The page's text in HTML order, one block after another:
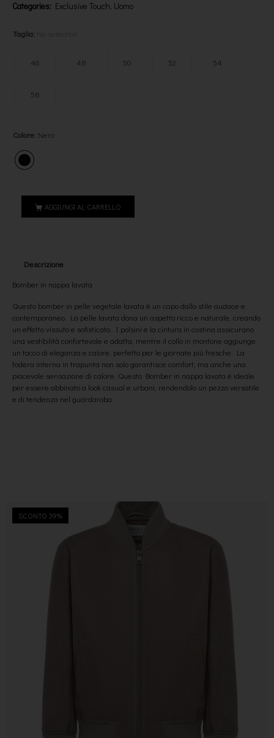
Categories: Exclusive Touch, Uomo
Taglia:
46 48 50 52 54
58
Colore: Nero
AGGIUNGI AL CARRELLO
Descrizione
Bomber in nappa lavata
Questo bomber in pelle vegetale lavata è un capo dallo stile audace e
contemporaneo. La pelle lavata dona un aspetto ricco e naturale, creando
un effetto vissuto e sofisticato. I polsini e la cintura in costina assicurano
una vestibilità confortevole e adatta, mentre il collo in montone aggiunge
un tocco di eleganza e calore, perfetto per le giornate più fresche. La
fodera interna in trapunta non solo garantisce comfort, ma anche una
piacevole sensazione di calore. Questo Bomber in nappa lavata è ideale
per essere abbinato a look casual e urbani, rendendolo un pezzo versatile
e di tendenza nel guardaroba.
SCONTO 39%